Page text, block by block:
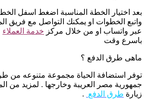
بعد اختيار الخطة المناسبة اضغط اسفل
واتبع الخطوات او يمكنك التواصل مع فريق
عبر واتساب او من خلال مركز خدمة العملاء
باسرع وقت
ماهى طرق الدفع ؟
توفر استضافة الحياة مجموعة متنوعه من
جمهورية مصر العريبة وخارجها . لمزيد من
زيارة طرق الدفع .